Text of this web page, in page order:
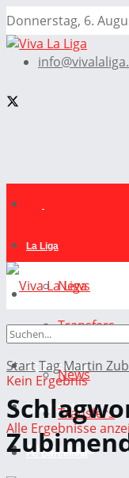
Donnerstag, 6.
La Liga
News
Transfers
FC Barcelona
Real Madrid
Atletico Madrid
La Liga
News
Transfers
FC Barcelona
Kein Ergebnis
Alle Ergebnisse
StartTag Martin